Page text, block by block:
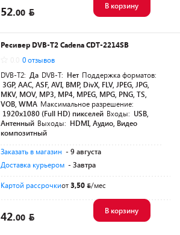
52.00
В корзину
Ресивер DVB-T2 Cadena CDT-2214SB
0 отзывов
DVB-T2: Да DVB-T: Нет Поддержка форматов:
3GP, AAC, ASF, AVI, BMP, DivX, FLV, JPEG, JPG,
MKV, MOV, MP3, MP4, MPEG, MPG, PNG, TS,
VOB, WMA Максимальное разрешение:
1920х1080 (Full HD) пикселей Входы: USB,
Антенный Выходы: HDMI, Аудио, Видео
композитный
Заказать в магазин - 9 августа
Доставка курьером - Завтра
Картой рассрочкиот3,50 /мес
42.00
В корзину